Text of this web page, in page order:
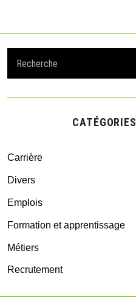
a
r
o
CATÉGORIES
Carrière
Divers
Emplois
Formation et apprentissage
Métiers
Recrutement